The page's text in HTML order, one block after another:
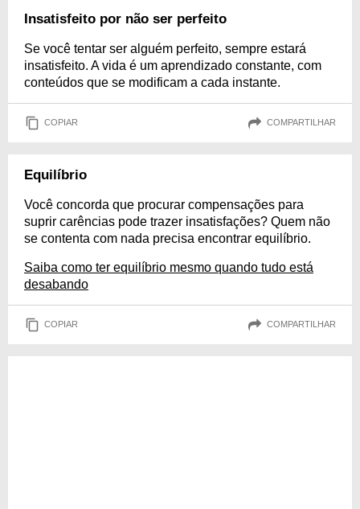
Insatisfeito por não ser perfeito
Se você tentar ser alguém perfeito, sempre estará
insatisfeito. A vida é um aprendizado constante, com
conteúdos que se modificam a cada instante.
COPIAR COMPARTILHAR
Equilíbrio
Você concorda que procurar compensações para
suprir carências pode trazer insatisfações? Quem não
se contenta com nada precisa encontrar equilíbrio.
Saiba como ter equilíbrio mesmo quando tudo está
desabando
COPIAR COMPARTILHAR